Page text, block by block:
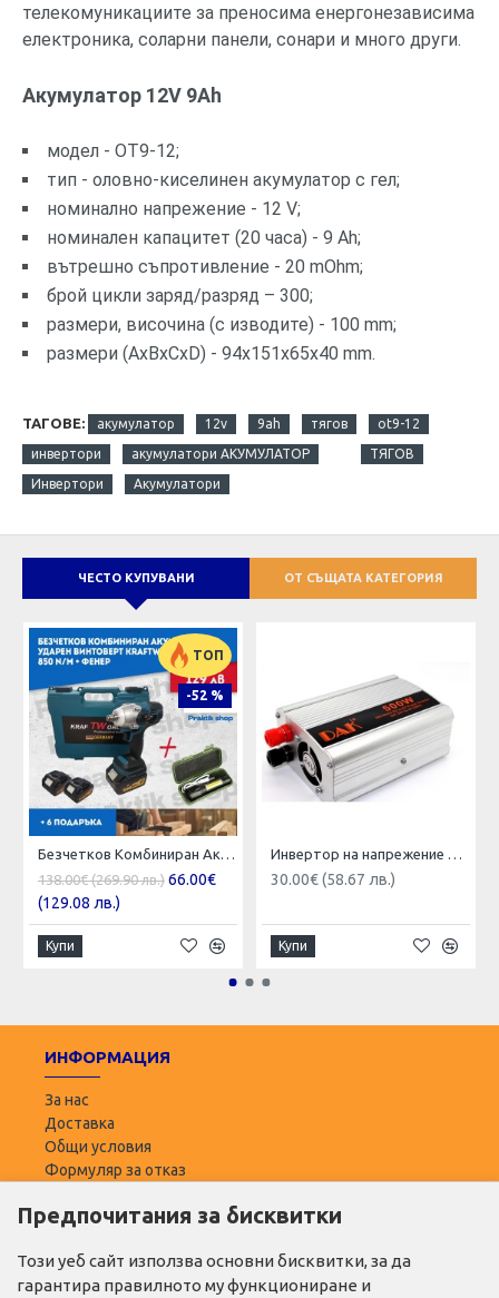
телекомуникациите за преносима енергонезависима
електроника, соларни панели, сонари и много други.
Акумулатор 12V 9Ah
модел - OT9-12;
тип - оловно-киселинен акумулатор с гел;
номинално напрежение - 12 V;
номинален капацитет (20 часа) - 9 Ah;
вътрешно съпротивление - 20 mOhm;
брой цикли заряд/разряд – 300;
размери, височина (с изводите) - 100 mm;
размери (AxBxCxD) - 94x151x65x40 mm.
ТАГОВЕ: акумулатор 12v 9ah тягов ot9-12
инвертори акумулатори АКУМУЛАТОР ТЯГОВ
Инвертори Акумулатори
ЧЕСТО КУПУВАНИ ОТ СЪЩАТА КАТЕГОРИЯ
ТОП
-52 %
Безчетков Комбиниран Акумулаторен Ударен Гайковерт-Винтоверт KraftRoyal 36V 6Ah 850 N/m
138.00€ (269.90 лв.) 66.00€
(129.08 лв.)
Купи
Инвертор на напрежение DAK 500w 12V/220V
30.00€ (58.67 лв.)
Купи
ИНФОРМАЦИЯ
За нас
Доставка
Общи условия
Формуляр за отказ
ПОТРЕБИТЕЛ
Моят профил
Предпочитания за бисквитки
Този уеб сайт използва основни бисквитки, за да
гарантира правилното му функциониране и